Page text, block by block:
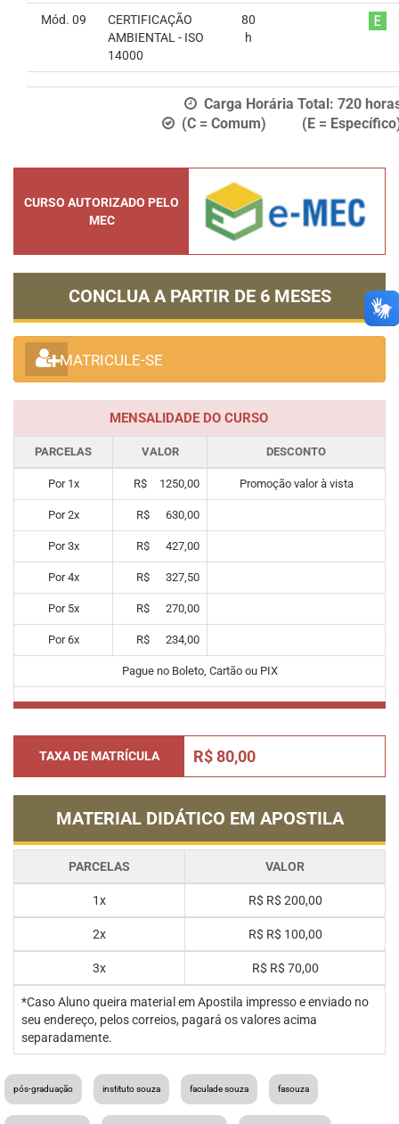
Mód. 09
CERTIFICAÇÃO
AMBIENTAL - ISO
14000
80
h
Carga Horária Total: 720
(C = Comum) (E =
CURSO AUTORIZADO PELO
MEC
CONCLUA A PARTIR DE 6 MESES
MATRICULE-SE
MENSALIDADE DO CURSO
PARCELAS VALOR DESCONTO
Por 1x R$ 1250,00 Promoção valor à vista
Por2x R$ 630,00
Por3x R$ 427,00
Por4x R$ 327,50
Por 5x R$ 270,00
Por6x R$ 234,00
Pague no Boleto, Cartão ou PIX
TAXA DE MATRÍCULA R$ 80,00
MATERIAL DIDÁTICO EM APOSTILA
PARCELAS VALOR
1x R$ R$ 200,00
2x R$ R$ 100,00
3x R$ R$ 70,00
*Caso Aluno queira material em Apostila impresso e enviado no
seu endereço, pelos correios, pagará os valores acima
separadamente.
pós-graduação instituto souza faculade souza fasouza